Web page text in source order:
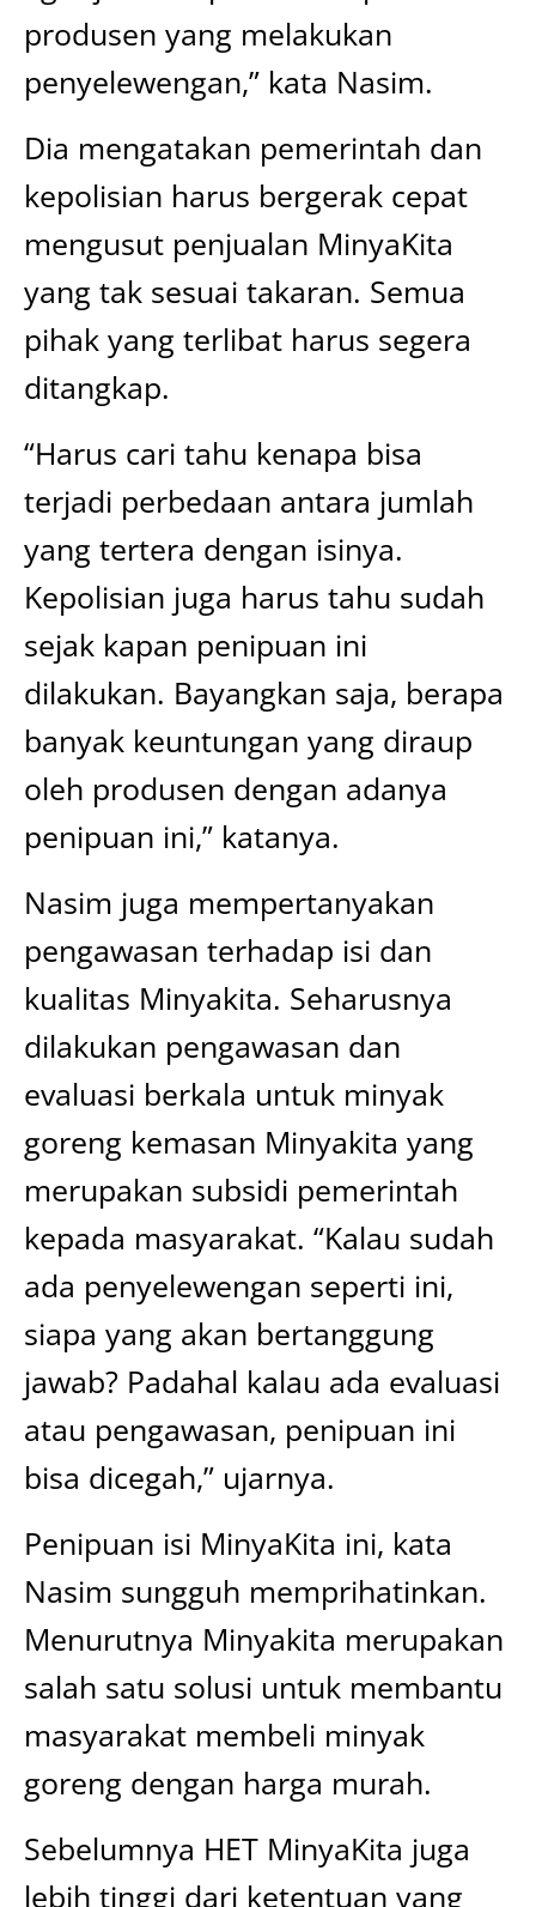
produsen yang melakukan
penyelewengan,” kata Nasim.
Dia mengatakan pemerintah dan
kepolisian harus bergerak cepat
mengusut penjualan MinyaKita
yang tak sesuai takaran. Semua
pihak yang terlibat harus segera
ditangkap.
“Harus cari tahu kenapa bisa
terjadi perbedaan antara jumlah
yang tertera dengan isinya.
Kepolisian juga harus tahu sudah
sejak kapan penipuan ini
dilakukan. Bayangkan saja, berapa
banyak keuntungan yang diraup
oleh produsen dengan adanya
penipuan ini,” katanya.
Nasim juga mempertanyakan
pengawasan terhadap isi dan
kualitas Minyakita. Seharusnya
dilakukan pengawasan dan
evaluasi berkala untuk minyak
goreng kemasan Minyakita yang
merupakan subsidi pemerintah
kepada masyarakat. “Kalau sudah
ada penyelewengan seperti ini,
siapa yang akan bertanggung
jawab? Padahal kalau ada evaluasi
atau pengawasan, penipuan ini
bisa dicegah,” ujarnya.
Penipuan isi MinyaKita ini, kata
Nasim sungguh memprihatinkan.
Menurutnya Minyakita merupakan
salah satu solusi untuk membantu
masyarakat membeli minyak
goreng dengan harga murah.
Sebelumnya HET MinyaKita juga
lebih tinggi dari ketentuan yang